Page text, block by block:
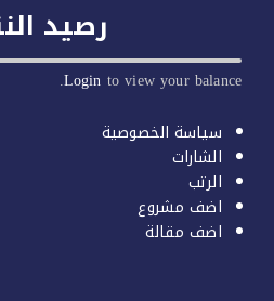
رصيد النقاط
Loginto view your
سياسة الخصوصية
الشارات
الرتب
اضف مشروع
اضف مقالة